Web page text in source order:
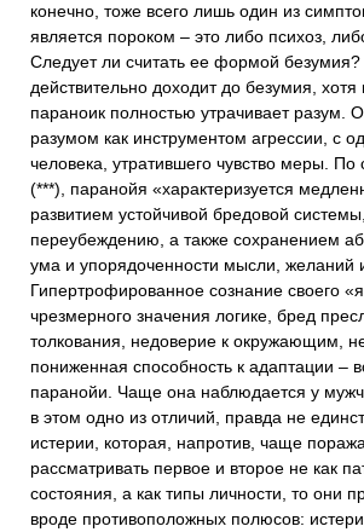
конечно, тоже всего лишь один из
является пороком – это либо психоз,
Следует ли считать ее формой
действительно доходит до безумия, хотя
параноик полностью утрачивает разум.
разумом как инструментом агрессии, с
человека, утратившего чувство меры.
(***), паранойя «характеризуется
развитием устойчивой бредовой
переубеждению, а также сохранением
ума и упорядоченности мысли, желаний
Гипертрофированное сознание своего
чрезмерного значения логике, бред
толкования, недоверие к окружающим,
пониженная способность к адаптации –
паранойи. Чаще она наблюдается у
в этом одно из отличий, правда не
истерии, которая, напротив, чаще
рассматривать первое и второе не как
состояния, а как типы личности, то они
вроде противоположных полюсов: